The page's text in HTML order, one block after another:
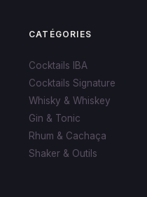
CATÉGORIES
Cocktails IBA
Cocktails Signature
Whisky & Whiskey
Gin & Tonic
Rhum & Cachaça
Shaker & Outils